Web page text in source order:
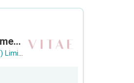
客戶服務主任 Customer Service Officer (銅鑼灣)
Vitae Wellness Beauty (TST) Limited